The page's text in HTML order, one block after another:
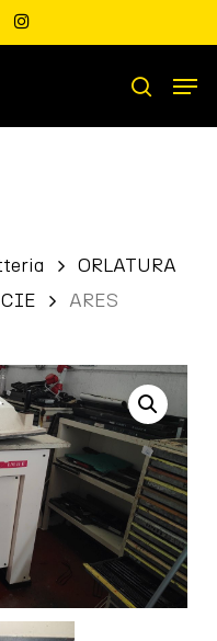
instagram
search
ORLATURA
ARES